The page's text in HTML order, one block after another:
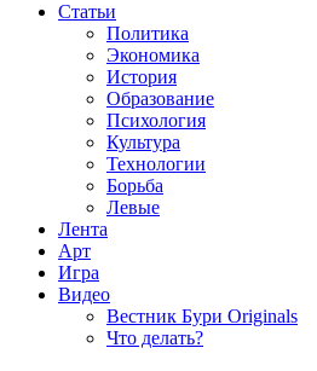
Статьи
Политика
Экономика
История
Образование
Психология
Культура
Технологии
Борьба
Левые
Лента
Арт
Игра
Видео
Вестник Бури Originals
Что делать?